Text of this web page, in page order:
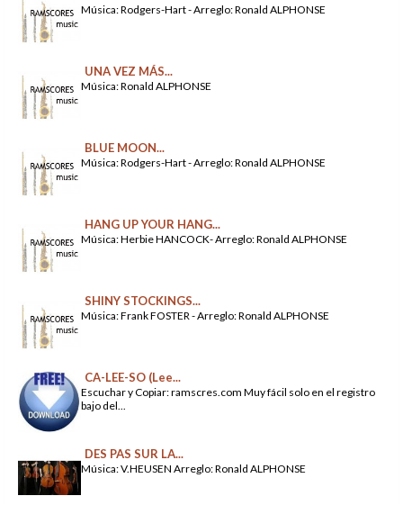
Música: Rodgers-Hart - Arreglo: Ronald ALPHONSE
UNA VEZ MÁS...
Música: Ronald ALPHONSE
BLUE MOON...
Música: Rodgers-Hart - Arreglo: Ronald ALPHONSE
HANG UP YOUR HANG...
Música: Herbie HANCOCK- Arreglo: Ronald ALPHONSE
SHINY STOCKINGS...
Música: Frank FOSTER - Arreglo: Ronald ALPHONSE
CA-LEE-SO (Lee...
Escuchar y Copiar: ramscres.com Muy fácil solo en el registro
bajo del...
DES PAS SUR LA...
Música: V.HEUSEN Arreglo: Ronald ALPHONSE